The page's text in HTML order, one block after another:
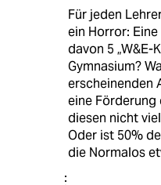
Für jeden
ein Horror:
davon 5 „W&E-
Gymnasium?
erscheinenden
eine Förderung
diesen nicht
Oder ist 50%
die Normalos